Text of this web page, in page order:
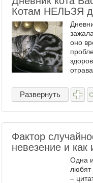
Котам НЕЛЬЗЯ
оно
Развернуть
Фактор
невезение и как
Одна
любят
–